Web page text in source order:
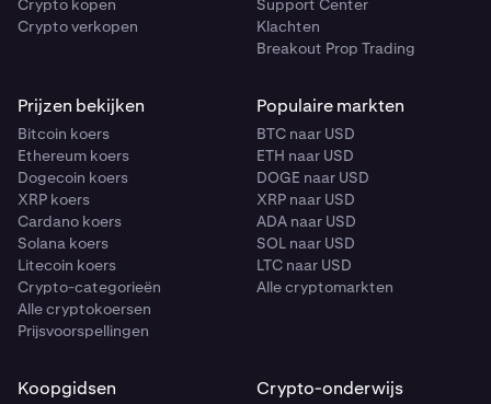
Crypto verkopen
Klachten
Breakout Prop Trading
Prijzen bekijken
Bitcoin koers
Ethereum koers
Dogecoin koers
XRP koers
Cardano koers
Solana koers
Litecoin koers
Crypto-categorieën
Alle cryptokoersen
Prijsvoorspellingen
Populaire markten
BTC naar USD
ETH naar USD
DOGE naar USD
XRP naar USD
ADA naar USD
SOL naar USD
LTC naar USD
Alle cryptomarkten
Koopgidsen Crypto-onderwijs